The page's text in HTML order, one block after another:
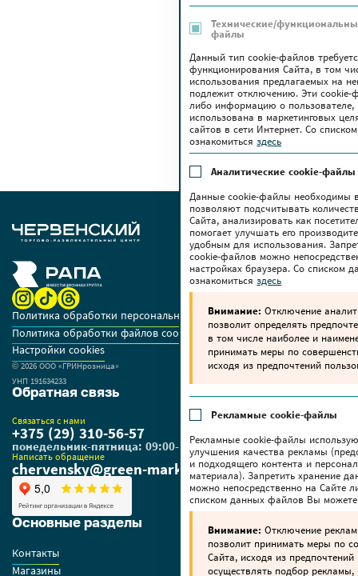
Политика обработки персональных данных
Политика обработки файлов cookie
Настройки cookies
© 2026 OOO «ГРИНрозница»
УНП 191634233
Основные разделы
Контакты
Магазины
Обратная связь
Связаться с нами
+375 (29) 310-56-57
понедельник-пятница: 09:00-18:00
Написать обращение
chervensky@green-market.by
Технические/
файлы
Данный тип cookie-файлов
функционирования Сайта, в том
использования предлагаемых на
подлежит отключению. Эти
либо информацию о пользователе,
использована в маркетинговых
сайтов в сети Интернет. Со
ознакомитьсяздесь
Аналитические cookie-файлы
Данные cookie-файлы необходимы в
позволяют подсчитывать
Сайта, анализировать как
помогает улучшать его
удобным для использования.
cookie-файлов можно
настройках браузера. Со списком
ознакомитьсяздесь
Внимание: Отключение
позволит определять
в том числе наиболее и
принимать меры по
исходя из предпочтений
Рекламные cookie-файлы
Рекламные cookie-файлы
улучшения качества рекламы
и подходящего контента и
материала). Запретить хранение
можно непосредственно на Сайте
списком данных файлов Вы
Внимание: Отключение
позволит принимать меры по
Сайта, исходя из
осуществлять подбор